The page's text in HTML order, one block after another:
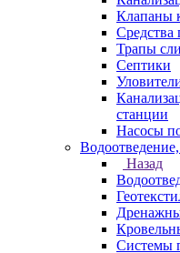
Клапаны
Средства
Трапы
Септики
станции
Насосы
Назад
Системы